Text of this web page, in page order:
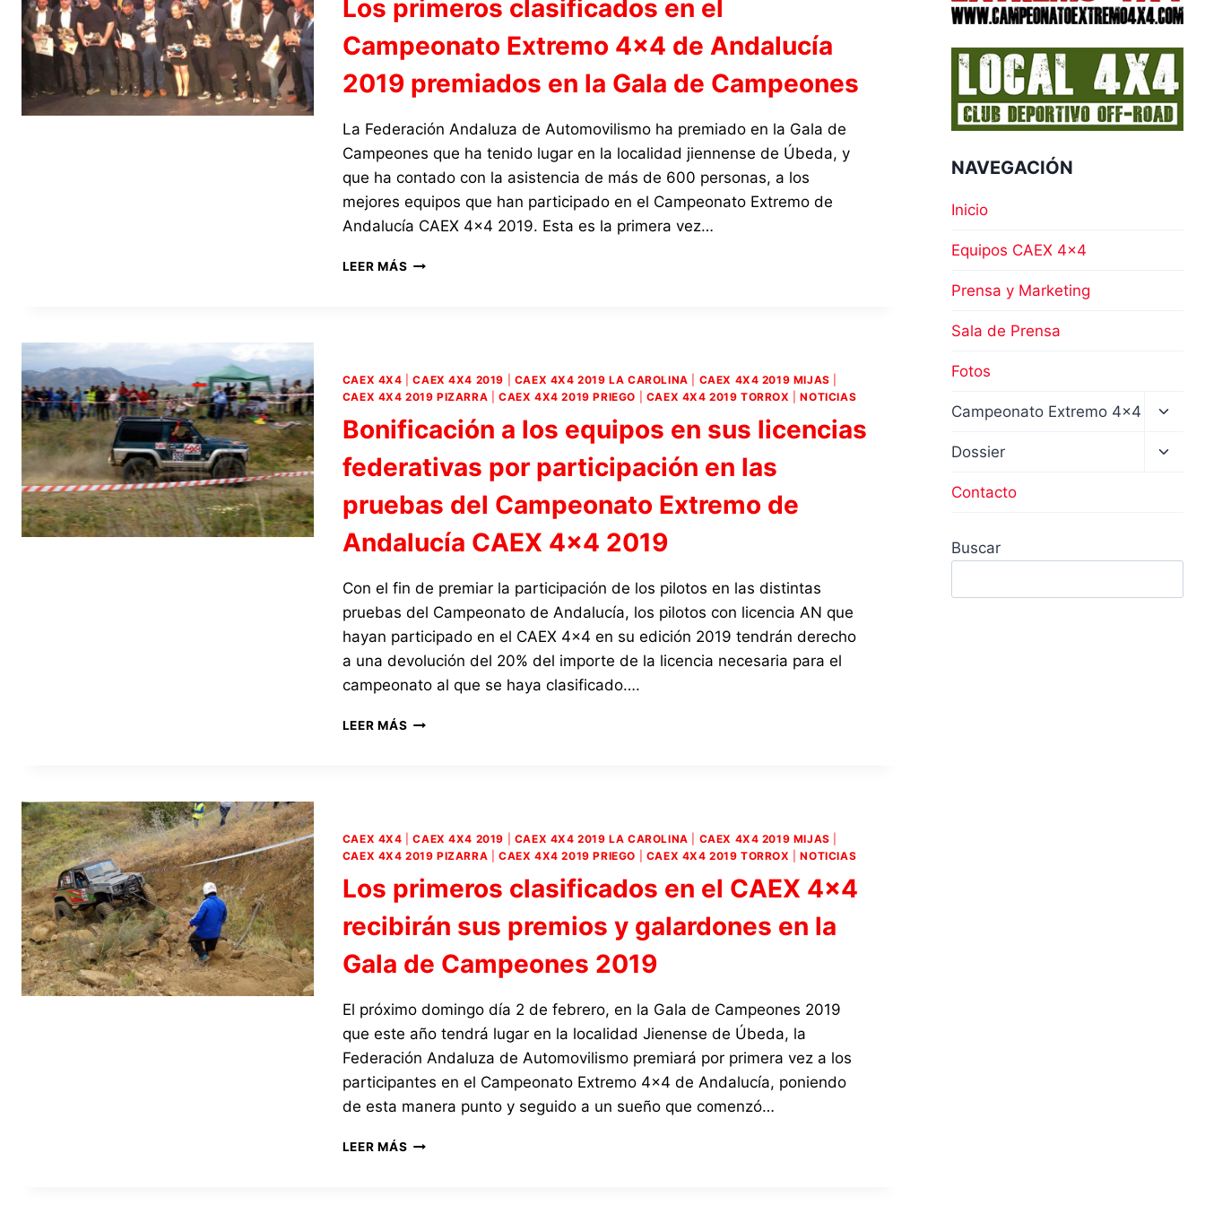
Los primeros clasificados en el
Campeonato Extremo 4×4 de Andalucía
2019 premiados en la Gala de Campeones
La Federación Andaluza de Automovilismo ha premiado en la Gala de
Campeones que ha tenido lugar en la localidad jiennense de Úbeda, y
que ha contado con la asistencia de más de 600 personas, a los
mejores equipos que han participado en el Campeonato Extremo de
Andalucía CAEX 4×4 2019. Esta es la primera vez…
LEER MÁS LOS
EXTREMO
4×4
ANDALUCÍA
PREMIADOS
LA
DE
CAEX 4X4 |CAEX 4X4 2019 CAEX 4X4 2019 LA CAROLINA CAEX 4X4 2019 MIJAS
CAEX 4X4 2019 PIZARRA |CAEX 4X4 2019 PRIEGO CAEX 4X4 2019 TORROX |NOTICIAS
Bonificación a los equipos en sus licencias
federativas por participación en las
pruebas del Campeonato Extremo de
Andalucía CAEX 4×4 2019
Con el fin de premiar la participación de los pilotos en las distintas
pruebas del Campeonato de Andalucía, los pilotos con licencia AN que
hayan participado en el CAEX 4×4 en su edición 2019 tendrán derecho
a una devolución del 20% del importe de la licencia necesaria para el
campeonato al que se haya clasificado….
LEER MÁS BONIFICACIÓN
LICENCIAS
FEDERATIVAS
PARTICIPACIÓN
LAS
DEL
EXTREMO
ANDALUCÍA
CAEX
4×4
CAEX 4X4 |CAEX 4X4 2019 CAEX 4X4 2019 LA CAROLINA CAEX 4X4 2019 MIJAS
CAEX 4X4 2019 PIZARRA |CAEX 4X4 2019 PRIEGO CAEX 4X4 2019 TORROX |NOTICIAS
Los primeros clasificados en el CAEX 4×4
recibirán sus premios y galardones en la
Gala de Campeones 2019
El próximo domingo día 2 de febrero, en la Gala de Campeones 2019
que este año tendrá lugar en la localidad Jienense de Úbeda, la
Federación Andaluza de Automovilismo premiará por primera vez a los
participantes en el Campeonato Extremo 4×4 de Andalucía, poniendo
de esta manera punto y seguido a un sueño que comenzó…
LEER MÁS LOS
NAVEGACIÓN
Inicio
Equipos CAEX 4×4
Prensa y Marketing
Sala de Prensa
Fotos
Campeonato Extremo 4×4
hijo
Dossier
Contacto
Buscar